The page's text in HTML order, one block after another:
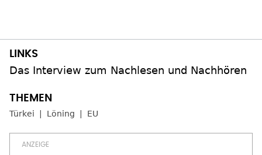
Das Interview zum Nachlesen und Nachhören
Türkei Löning EU